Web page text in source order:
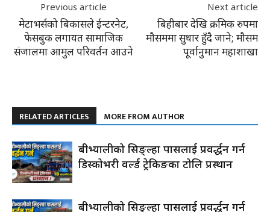
Previous article
मेटाभर्सको बिकासले ईन्टरनेट,
फेसबुक लगायत सामाजिक
संजालमा आमुल परिवर्तन आउने
Next article
बिहीबार देखि क्रमिक रुपमा
मौसममा सुधार हुँदै जाने; मौसम
पूर्वानुमान महाशाखा
RELATED ARTICLES MORE FROM AUTHOR
रुबीभ्यालीको सिङ्ल्हा पासलाई प्रवर्द्धन गर्न
डिस्कोभरी वर्ल्ड ट्रेकिङका टोलि प्रस्थान
रुबीभ्यालीको सिङ्ल्हा पासलाई प्रवर्द्धन गर्न